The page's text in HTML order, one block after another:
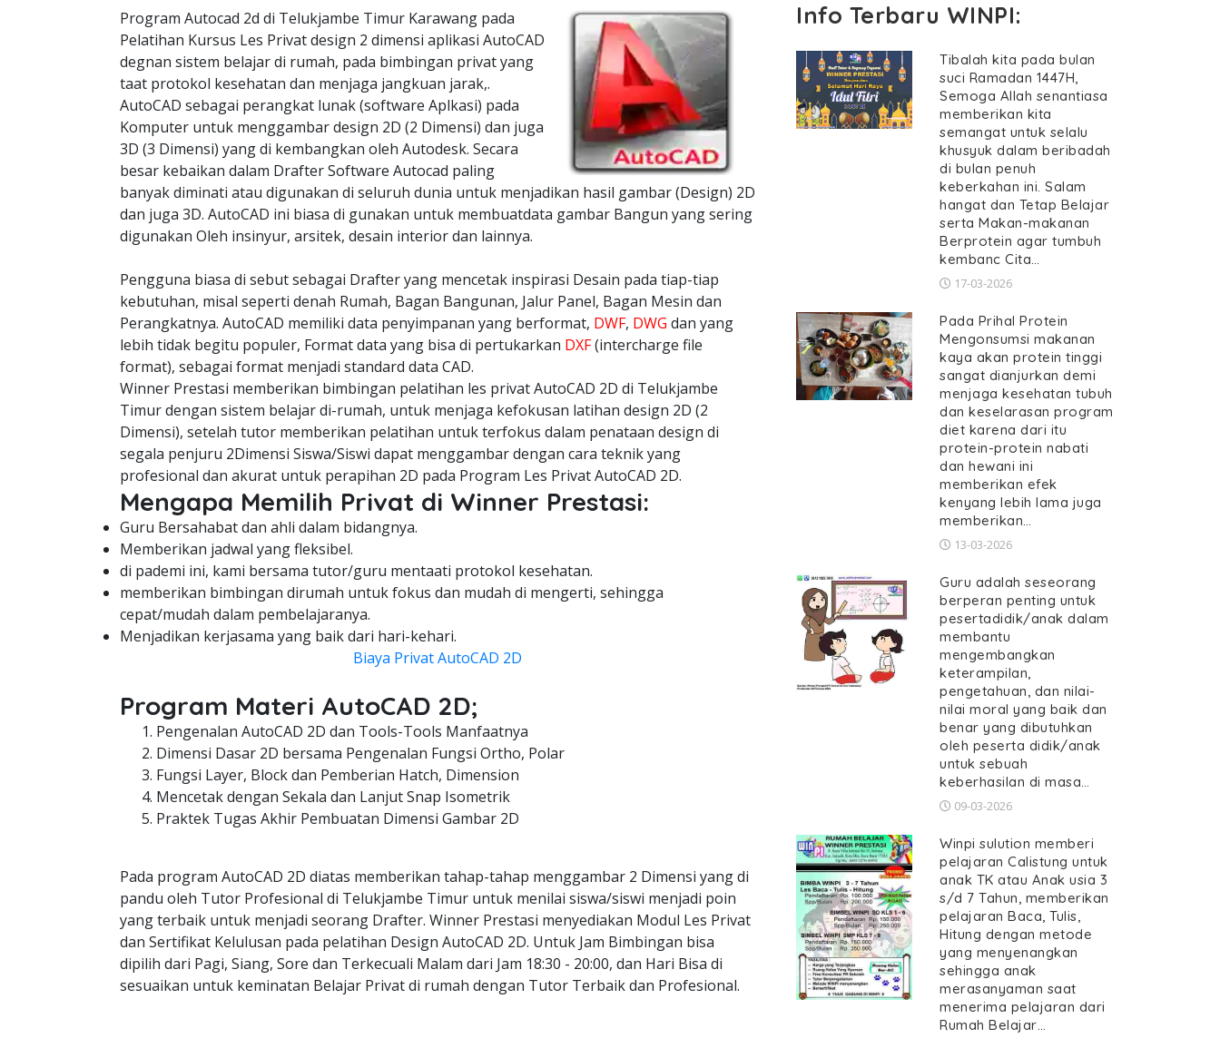
Program Autocad 2d di Telukjambe Timur Karawang pada
Pelatihan Kursus Les Privat design 2 dimensi aplikasi AutoCAD
degnan sistem belajar di rumah, pada bimbingan privat yang
taat protokol kesehatan dan menjaga jangkuan jarak,.
AutoCAD sebagai perangkat lunak (software Aplkasi) pada
Komputer untuk menggambar design 2D (2 Dimensi) dan juga
3D (3 Dimensi) yang di kembangkan oleh Autodesk. Secara
besar kebaikan dalam Drafter Software Autocad paling
banyak diminati atau digunakan di seluruh dunia untuk menjadikan hasil gambar (Design) 2D
dan juga 3D. AutoCAD ini biasa di gunakan untuk membuatdata gambar Bangun yang sering
digunakan Oleh insinyur, arsitek, desain interior dan lainnya.
Pengguna biasa di sebut sebagai Drafter yang mencetak inspirasi Desain pada tiap-tiap
kebutuhan, misal seperti denah Rumah, Bagan Bangunan, Jalur Panel, Bagan Mesin dan
Perangkatnya. AutoCAD memiliki data penyimpanan yang berformat, DWF, DWG dan yang
lebih tidak begitu populer, Format data yang bisa di pertukarkan DXF(intercharge file
format), sebagai format menjadi standard data CAD.
Winner Prestasi memberikan bimbingan pelatihan les privat AutoCAD 2D di Telukjambe
Timur dengan sistem belajar di-rumah, untuk menjaga kefokusan latihan design 2D (2
Dimensi), setelah tutor memberikan pelatihan untuk terfokus dalam penataan design di
segala penjuru 2Dimensi Siswa/Siswi dapat menggambar dengan cara teknik yang
profesional dan akurat untuk perapihan 2D pada Program Les Privat AutoCAD 2D.
Mengapa Memilih Privat di Winner Prestasi:
Guru Bersahabat dan ahli dalam bidangnya.
Memberikan jadwal yang fleksibel.
di pademi ini, kami bersama tutor/guru mentaati protokol kesehatan.
memberikan bimbingan dirumah untuk fokus dan mudah di mengerti, sehingga
cepat/mudah dalam pembelajaranya.
Menjadikan kerjasama yang baik dari hari-kehari.
Biaya Privat AutoCAD 2D
Program Materi AutoCAD 2D;
Pengenalan AutoCAD 2D dan Tools-Tools Manfaatnya
Dimensi Dasar 2D bersama Pengenalan Fungsi Ortho, Polar
Fungsi Layer, Block dan Pemberian Hatch, Dimension
Mencetak dengan Sekala dan Lanjut Snap Isometrik
Praktek Tugas Akhir Pembuatan Dimensi Gambar 2D
Pada program AutoCAD 2D diatas memberikan tahap-tahap menggambar 2 Dimensi yang di
pandu oleh Tutor Profesional di Telukjambe Timur untuk menilai siswa/siswi menjadi poin
yang terbaik untuk menjadi seorang Drafter. Winner Prestasi menyediakan Modul Les Privat
dan Sertifikat Kelulusan pada pelatihan Design AutoCAD 2D. Untuk Jam Bimbingan bisa
dipilih dari Pagi, Siang, Sore dan Terkecuali Malam dari Jam 18:30 - 20:00, dan Hari Bisa di
sesuaikan untuk keminatan Belajar Privat di rumah dengan Tutor Terbaik dan Profesional.
Info Terbaru WINPI:
Tibalah kita pada bulan
suci Ramadan 1447H,
Semoga Allah senantiasa
memberikan kita
semangat untuk selalu
khusyuk dalam beribadah
di bulan penuh
keberkahan ini. Salam
hangat dan Tetap Belajar
serta Makan-makanan
Berprotein agar tumbuh
kembanc Cita…
17-03-2026
Pada Prihal Protein
Mengonsumsi makanan
kaya akan protein tinggi
sangat dianjurkan demi
menjaga kesehatan tubuh
dan keselarasan program
diet karena dari itu
protein-protein nabati
dan hewani ini
memberikan efek
kenyang lebih lama juga
memberikan…
13-03-2026
Guru adalah seseorang
berperan penting untuk
pesertadidik/anak dalam
membantu
mengembangkan
keterampilan,
pengetahuan, dan nilai-
nilai moral yang baik dan
benar yang dibutuhkan
oleh peserta didik/anak
untuk sebuah
keberhasilan di masa…
09-03-2026
Winpi sulution memberi
pelajaran Calistung untuk
anak TK atau Anak usia 3
s/d 7 Tahun, memberikan
pelajaran Baca, Tulis,
Hitung dengan metode
yang menyenangkan
sehingga anak
merasanyaman saat
menerima pelajaran dari
Rumah Belajar…